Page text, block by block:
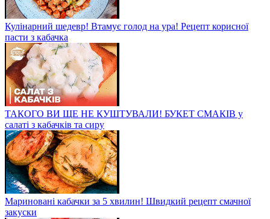
Кулінарний шедевр! Втамує голод на ура! Рецепт корисної
пасти з кабачка
ТАКОГО ВИ ЩЕ НЕ КУШТУВАЛИ! БУКЕТ СМАКІВ у
салаті з кабачків та сиру
Мариновані кабачки за 5 хвилин! Швидкий рецепт смачної
закуски